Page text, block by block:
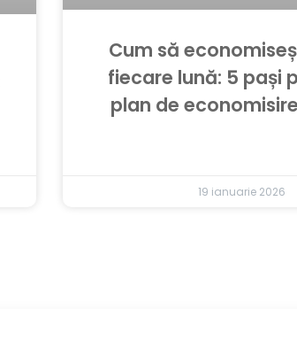
Cum să
fiecare lună: 5 pași
plan de
19 ianuarie 2026